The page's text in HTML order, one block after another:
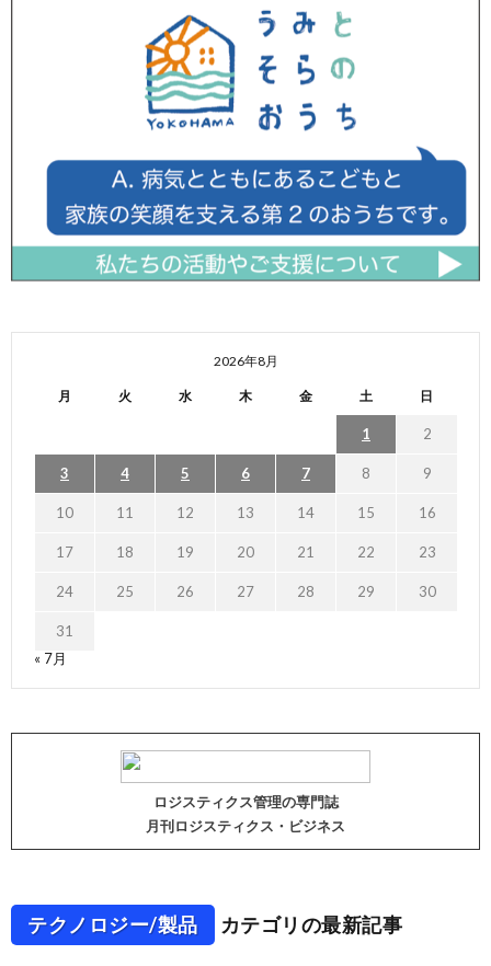
2026年8月
月 火 水 木 金 土 日
1 2
3 4 5 6 7 8 9
10 11 12 13 14 15 16
17 18 19 20 21 22 23
24 25 26 27 28 29 30
31
« 7月
ロジスティクス管理の専門誌
月刊ロジスティクス・ビジネス
テクノロジー/製品 カテゴリの最新記事